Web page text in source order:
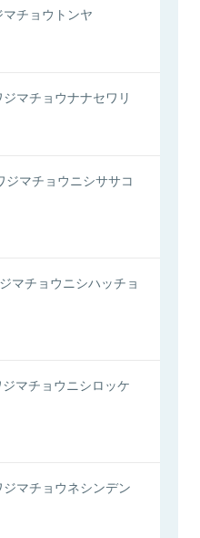
マチョウトンヤ
ジマチョウナナセワリ
ジマチョウニシササコ
マチョウニシハッチョ
マチョウニシロッケ
ジマチョウネシンデン